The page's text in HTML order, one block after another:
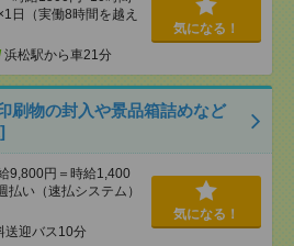
日（実働8時間を越え
浜松駅から車21分
気になる！
刷物の封入や景品箱詰めなど
9,800円＝時給1,400
い（速払システム）
送迎バス10分
気になる！